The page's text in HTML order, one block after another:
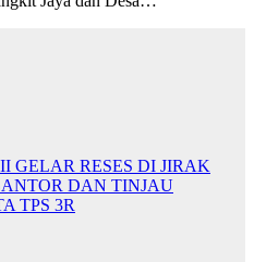
GELAR RESES DI JIRAK
DAN TINJAU
TPS 3R